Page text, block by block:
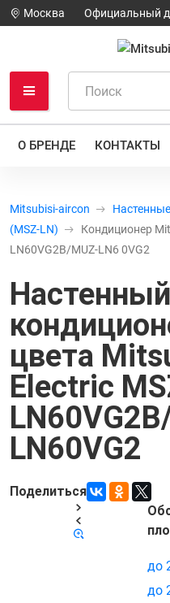
Москва Официальный
О БРЕНДЕ КОНТАКТЫ
Mitsubisi-aircon
(MSZ-LN)
Кондиционер
LN60VG2B/MUZ-LN6 0VG2
Настенный
цвета
Electric
LN60VG2
Поделиться
Код товара:
до
до